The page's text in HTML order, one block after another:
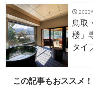
2023
鳥取
楼」
タイ
この記事もおススメ！